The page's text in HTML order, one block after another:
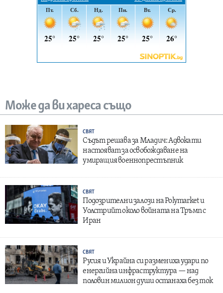
Може да ви хареса също
СВЯТ
Съдът решава за Младич: Адвокати
настояват за освобождаване на
умиращия военнопрестъпник
СВЯТ
Подозрителни залози на Polymarket и
Уолстрийт около войната на Тръмп с
Иран
СВЯТ
Русия и Украйна си размениха удари по
енергийна инфраструктура — над
половин милион души останаха без ток